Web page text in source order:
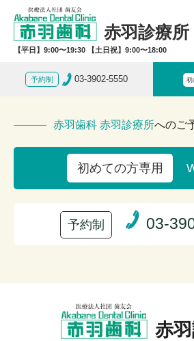
赤羽診療所
【平日】9:00〜19:30 【土日祝】9:00〜18:00
予約制 03-3902-5550 初
赤羽歯科 赤羽診療所へのご
初めての方専用
予約制 03-
赤